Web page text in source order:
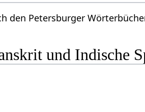
den Petersburger
und Indische